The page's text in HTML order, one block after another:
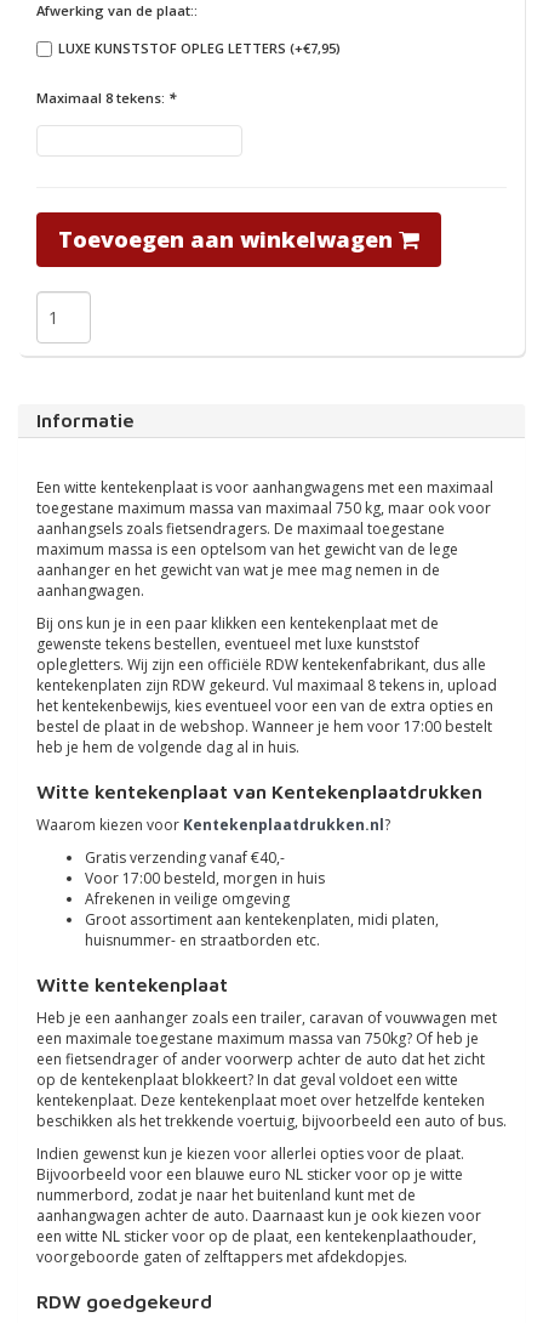
Afwerking van de plaat::
LUXE KUNSTSTOF OPLEG LETTERS (+€7,95)
Maximaal 8 tekens: *
Toevoegen aan winkelwagen
Informatie
Een witte kentekenplaat is voor aanhangwagens met een maximaal
toegestane maximum massa van maximaal 750 kg, maar ook voor
aanhangsels zoals fietsendragers. De maximaal toegestane
maximum massa is een optelsom van het gewicht van de lege
aanhanger en het gewicht van wat je mee mag nemen in de
aanhangwagen.
Bij ons kun je in een paar klikken een kentekenplaat met de
gewenste tekens bestellen, eventueel met luxe kunststof
oplegletters. Wij zijn een officiële RDW kentekenfabrikant, dus alle
kentekenplaten zijn RDW gekeurd. Vul maximaal 8 tekens in, upload
het kentekenbewijs, kies eventueel voor een van de extra opties en
bestel de plaat in de webshop. Wanneer je hem voor 17:00 bestelt
heb je hem de volgende dag al in huis.
Witte kentekenplaat van Kentekenplaatdrukken
Waarom kiezen voor Kentekenplaatdrukken.nl?
Gratis verzending vanaf €40,-
Voor 17:00 besteld, morgen in huis
Afrekenen in veilige omgeving
Groot assortiment aan kentekenplaten, midi platen,
huisnummer- en straatborden etc.
Witte kentekenplaat
Heb je een aanhanger zoals een trailer, caravan of vouwwagen met
een maximale toegestane maximum massa van 750kg? Of heb je
een fietsendrager of ander voorwerp achter de auto dat het zicht
op de kentekenplaat blokkeert? In dat geval voldoet een witte
kentekenplaat. Deze kentekenplaat moet over hetzelfde kenteken
beschikken als het trekkende voertuig, bijvoorbeeld een auto of bus.
Indien gewenst kun je kiezen voor allerlei opties voor de plaat.
Bijvoorbeeld voor een blauwe euro NL sticker voor op je witte
nummerbord, zodat je naar het buitenland kunt met de
aanhangwagen achter de auto. Daarnaast kun je ook kiezen voor
een witte NL sticker voor op de plaat, een kentekenplaathouder,
voorgeboorde gaten of zelftappers met afdekdopjes.
RDW goedgekeurd